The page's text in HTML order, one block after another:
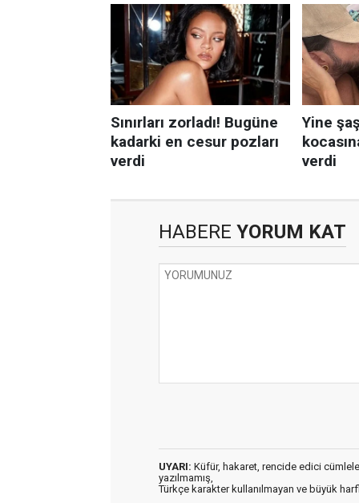
HABERE YORUM KAT
UYARI: Küfür, hakaret, rencide edici
yazılmamış,
Türkçe karakter kullanılmayan ve büyük